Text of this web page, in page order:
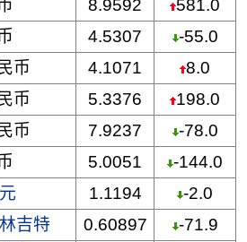
8.9592
581.0
4.5307
-55.0
币 4.1071
8.0
币 5.3376
198.0
币 7.9237
-78.0
5.0051
-144.0
1.1194
-2.0
吉特 0.60897
-71.9